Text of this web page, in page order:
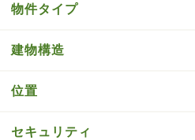
物件タイプ
建物構造
位置
セキュリティ